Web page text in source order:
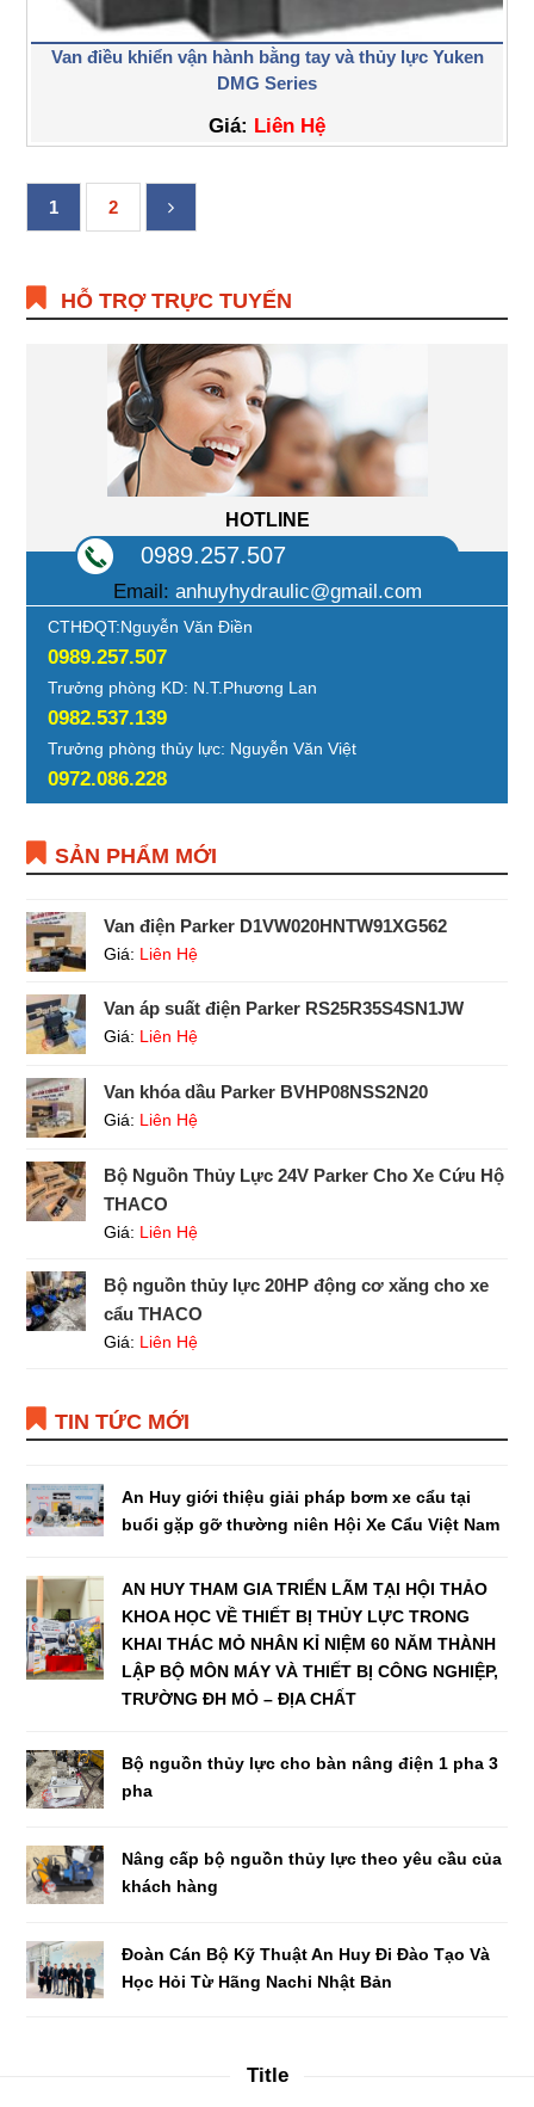
Van điều khiển vận hành bằng tay và thủy lực Yuken
DMG Series
Giá: Liên Hệ
1 2
HỖ TRỢ TRỰC TUYẾN
HOTLINE
0989.257.507
Email: anhuyhydraulic@gmail.com
CTHĐQT:Nguyễn Văn Điền
0989.257.507
Trưởng phòng KD: N.T.Phương Lan
0982.537.139
Trưởng phòng thủy lực: Nguyễn Văn Việt
0972.086.228
SẢN PHẨM MỚI
Van điện Parker D1VW020HNTW91XG562
Giá: Liên Hệ
Van áp suất điện Parker RS25R35S4SN1JW
Giá: Liên Hệ
Van khóa dầu Parker BVHP08NSS2N20
Giá: Liên Hệ
Bộ Nguồn Thủy Lực 24V Parker Cho Xe Cứu Hộ
THACO
Giá: Liên Hệ
Bộ nguồn thủy lực 20HP động cơ xăng cho xe
cẩu THACO
Giá: Liên Hệ
TIN TỨC MỚI
An Huy giới thiệu giải pháp bơm xe cẩu tại
buổi gặp gỡ thường niên Hội Xe Cẩu Việt Nam
AN HUY THAM GIA TRIỂN LÃM TẠI HỘI THẢO
KHOA HỌC VỀ THIẾT BỊ THỦY LỰC TRONG
KHAI THÁC MỎ NHÂN KỈ NIỆM 60 NĂM THÀNH
LẬP BỘ MÔN MÁY VÀ THIẾT BỊ CÔNG NGHIỆP,
TRƯỜNG ĐH MỎ – ĐỊA CHẤT
Bộ nguồn thủy lực cho bàn nâng điện 1 pha 3
pha
Nâng cấp bộ nguồn thủy lực theo yêu cầu của
khách hàng
Đoàn Cán Bộ Kỹ Thuật An Huy Đi Đào Tạo Và
Học Hỏi Từ Hãng Nachi Nhật Bản
Title